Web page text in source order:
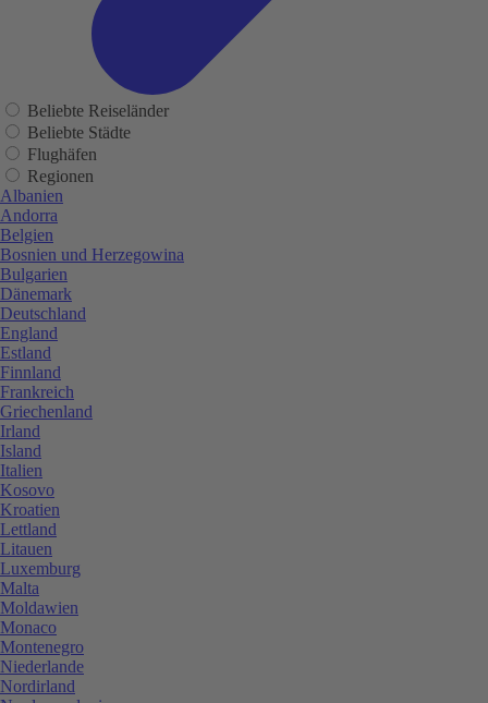
Beliebte Reiseländer
Beliebte Städte
Flughäfen
Regionen
Albanien
Andorra
Belgien
Bosnien und Herzegowina
Bulgarien
Dänemark
Deutschland
England
Estland
Finnland
Frankreich
Griechenland
Irland
Island
Italien
Kosovo
Kroatien
Lettland
Litauen
Luxemburg
Malta
Moldawien
Monaco
Montenegro
Niederlande
Nordirland